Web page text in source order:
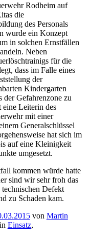
Rodheim auf
die
des Personals
wurde ein Konzept
in solchen Ernstfällen
Neben
für die
dass im Falle eines
der
Kindergarten
der Gefahrenzone zu
eine Leiterin des
mit einer
Generalschlüssel
hat sich im
auf eine Kleinigkeit
umgesetzt.
kommen würde hatte
sind wir sehr froh das
Defekt
zu Schaden kam.
von Martin
Einsatz,